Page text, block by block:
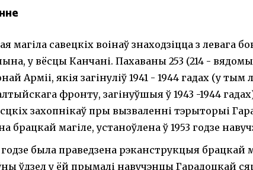
магіла савецкіх воінаў знаходзіцца з левага
у вёсцы Канчані. Пахаваны 253 (214 -
Арміі, якія загінуліў 1941 - 1944 гадах (у тым
фронту, загінуўшыя ў 1943 -1944
захопнікаў пры вызваленні тэрыторыі
брацкай магіле, устаноўлена ў 1953 годзе
годзе была праведзена рэканструкцыя брацкай
ўдзел у ёй прымалі навучэнцы Гарадоцкай